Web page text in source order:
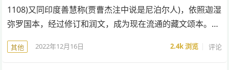
1108)又同印度善慧称(贾曹杰注中说是尼泊尔人)，依照迦湿
弥罗国本，经过修订和润文，成为现在流通的藏文颂本。…
其他 2022年12月16日 2.4k浏览 评论